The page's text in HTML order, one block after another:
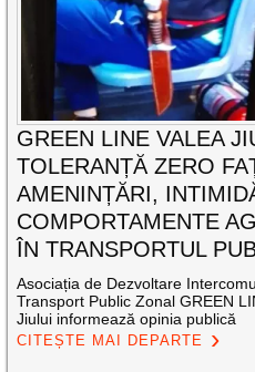
GREEN LINE VALEA
TOLERANȚĂ ZERO
AMENINȚĂRI,
COMPORTAMENTE
ÎN TRANSPORTUL
Asociația de Dezvoltare
Transport Public Zonal GREEN
Jiului informează opinia publică
CITEȘTE MAI DEPARTE